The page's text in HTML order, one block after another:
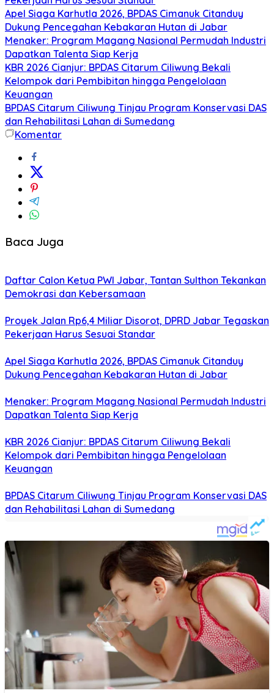
Apel Siaga Karhutla 2026, BPDAS Cimanuk Citanduy
Dukung Pencegahan Kebakaran Hutan di Jabar
Menaker: Program Magang Nasional Permudah Industri
Dapatkan Talenta Siap Kerja
KBR 2026 Cianjur: BPDAS Citarum Ciliwung Bekali
Kelompok dari Pembibitan hingga Pengelolaan
Keuangan
BPDAS Citarum Ciliwung Tinjau Program Konservasi DAS
dan Rehabilitasi Lahan di Sumedang
Komentar
Baca Juga
Daftar Calon Ketua PWI Jabar, Tantan Sulthon Tekankan
Demokrasi dan Kebersamaan
Proyek Jalan Rp6,4 Miliar Disorot, DPRD Jabar Tegaskan
Pekerjaan Harus Sesuai Standar
Apel Siaga Karhutla 2026, BPDAS Cimanuk Citanduy
Dukung Pencegahan Kebakaran Hutan di Jabar
Menaker: Program Magang Nasional Permudah Industri
Dapatkan Talenta Siap Kerja
KBR 2026 Cianjur: BPDAS Citarum Ciliwung Bekali
Kelompok dari Pembibitan hingga Pengelolaan
Keuangan
BPDAS Citarum Ciliwung Tinjau Program Konservasi DAS
dan Rehabilitasi Lahan di Sumedang